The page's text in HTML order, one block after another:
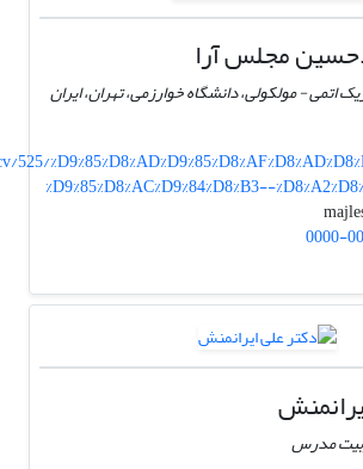
مجلس آرا
اتمی - مولکولی، دانشگاه خوارزمی، تهران، ایران
%D9%85%D8%AC%D9%84%D8%B3--
0000-
مدرس